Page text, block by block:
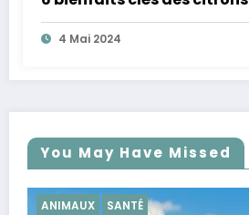
4 Mai 2024
You May Have Missed
SANTÉ